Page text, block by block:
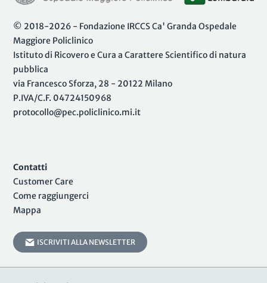
© 2018-2026 - Fondazione IRCCS Ca' Granda Ospedale
Maggiore Policlinico
Istituto di Ricovero e Cura a Carattere Scientifico di natura
pubblica
via Francesco Sforza, 28 - 20122 Milano
P.IVA/C.F. 04724150968
protocollo@pec.policlinico.mi.it
Contatti
Customer Care
Come raggiungerci
Mappa
ISCRIVITI ALLA NEWSLETTER